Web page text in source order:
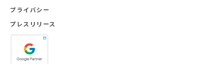
プライバシー
プレスリリース